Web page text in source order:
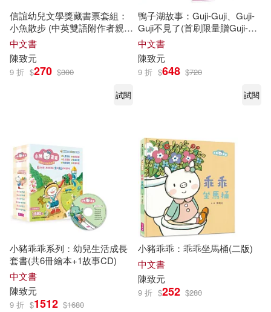
信誼幼兒文學獎藏書票套組：
小魚散步 (中英雙語附作者親簽
藏書票QR Code線上朗讀)
中文書
陳致元
9 折 $270 $300
試閱
鴨子湖故事：Guji-Guji、Guji-
Guji不見了(首刷限量贈Guji-
Guji生日卡組)
中文書
陳致元
9 折 $648 $720
試閱
小豬乖乖系列：幼兒生活成長
套書(共6冊繪本+1故事CD)
中文書
陳致元
9 折 $1512 $1680
小豬乖乖：乖乖坐馬桶(二版)
中文書
陳致元
9 折 $252 $280